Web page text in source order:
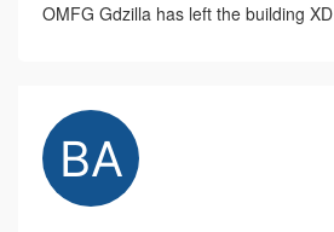
OMFG Gdzilla has left the building XD